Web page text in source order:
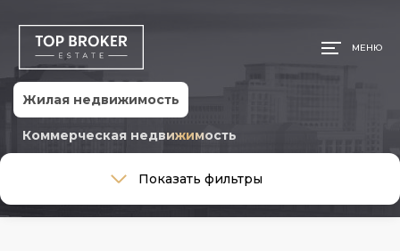
МЕНЮ
Жилая недвижимость
Коммерческая недвижимость
Тип сделки
Показать фильтры